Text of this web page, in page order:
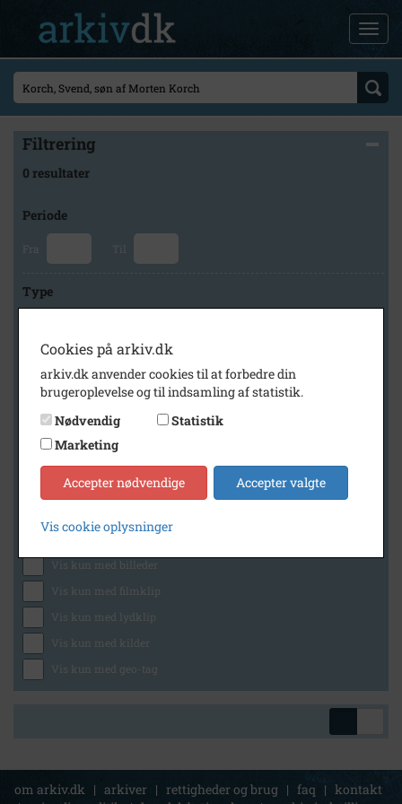
Filtrering
0 resultater
Periode
Fra Til
Type
Arkiv
Byhistorisk Samling og Arkiv i Høje-Taastrup Kommune
Generelt
Vis kun med billeder
Vis kun med filmklip
Vis kun med lydklip
Vis kun med kilder
Vis kun med geo-tag
om arkiv.dk | arkiver | rettigheder og brug | faq | kontakt
Cookies på arkiv.dk
arkiv.dk anvender cookies til at forbedre din
brugeroplevelse og til indsamling af statistik.
Nødvendig
Statistik
Marketing
Accepter nødvendige Accepter valgte
Vis cookie oplysninger